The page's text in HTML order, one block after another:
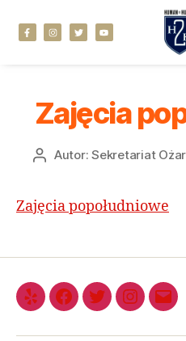
Zajęcia
Autor:Sekretariat
Zajęcia popołudniowe